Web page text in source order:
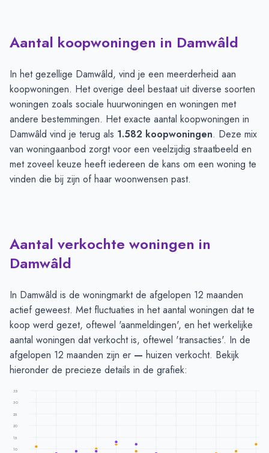
Aantal koopwoningen in Damwâld
In het gezellige Damwâld, vind je een meerderheid aan
koopwoningen. Het overige deel bestaat uit diverse soorten
woningen zoals sociale huurwoningen en woningen met
andere bestemmingen. Het exacte aantal koopwoningen in
Damwâld vind je terug als 1.582 koopwoningen. Deze mix
van woningaanbod zorgt voor een veelzijdig straatbeeld en
met zoveel keuze heeft iedereen de kans om een woning te
vinden die bij zijn of haar woonwensen past.
Aantal verkochte woningen in
Damwâld
In Damwâld is de woningmarkt de afgelopen 12 maanden
actief geweest. Met fluctuaties in het aantal woningen dat te
koop werd gezet, oftewel 'aanmeldingen', en het werkelijke
aantal woningen dat verkocht is, oftewel 'transacties'. In de
afgelopen 12 maanden zijn er — huizen verkocht. Bekijk
hieronder de precieze details in de grafiek:
35
30
25
20
15
10